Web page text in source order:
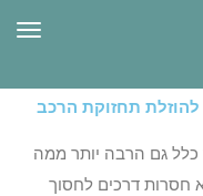
תחזוקת הרכב
כלל גם הרבה יותר ממה
חסרות דרכים לחסוך